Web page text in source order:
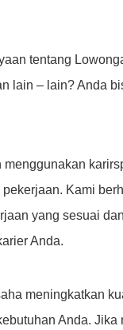
tentang
lain – lain? Anda
menggunakan
Kami
yang sesuai
Anda.
meningkatkan
Anda. Jika